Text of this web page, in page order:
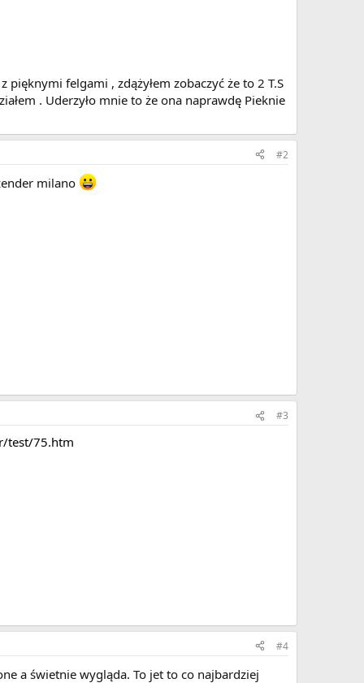
pięknymi felgami , zdążyłem zobaczyć że to 2 T.S
. Uderzyło mnie to że ona naprawdę Pieknie
#2
milano
#3
test/75.htm
#4
a świetnie wygląda. To jet to co najbardziej